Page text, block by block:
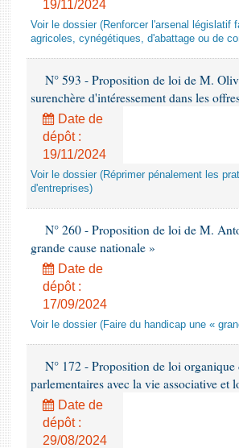
Comptes rendus des débats
19/11/2024
Voir le dossier (Renforcer l'arsenal
agricoles, cynégétiques, d'abattage ou de
N° 593 - Proposition de loi de M.
surenchère d'intéressement dans les
Date de
dépôt :
19/11/2024
Voir le dossier (Réprimer pénalement les
d'entreprises)
N° 260 - Proposition de loi de M.
grande cause nationale »
Date de
dépôt :
17/09/2024
Voir le dossier (Faire du handicap une «
N° 172 - Proposition de loi
parlementaires avec la vie associative et
Date de
dépôt :
29/08/2024